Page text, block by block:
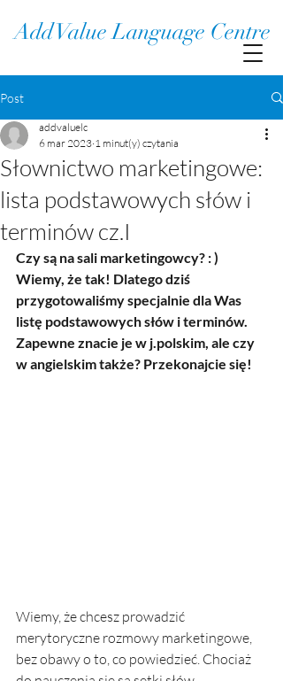
Add Value Language Centre
Post
Słownictwo marketingowe:
lista podstawowych słów i
terminów cz.I
addvaluelc
6 mar 2023 1 minut(y) czytania
Czy są na sali marketingowcy? : )
Wiemy, że tak! Dlatego dziś
przygotowaliśmy specjalnie dla Was
listę podstawowych słów i terminów.
Zapewne znacie je w j.polskim, ale czy
w angielskim także? Przekonajcie się!
Wiemy, że chcesz prowadzić
merytoryczne rozmowy marketingowe,
bez obawy o to, co powiedzieć. Chociaż